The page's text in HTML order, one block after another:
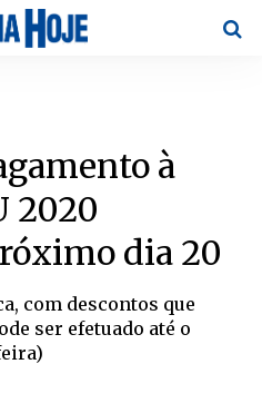
à
2020
dia 20
com descontos que
ser efetuado até o